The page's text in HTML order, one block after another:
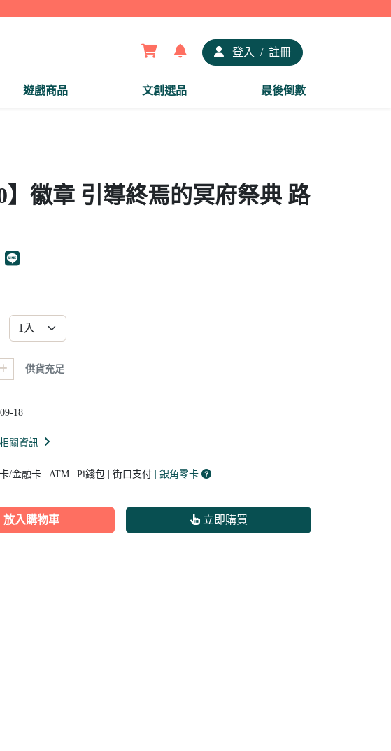
登入 / 註冊
遊戲商品 文創選品 最後倒數
】徽章 引導終焉的冥府祭典 路
供貨充足
18
關資訊
/金融卡 | ATM | Pi錢包 | 街口支付 | 銀角零卡
放入購物車 立即購買